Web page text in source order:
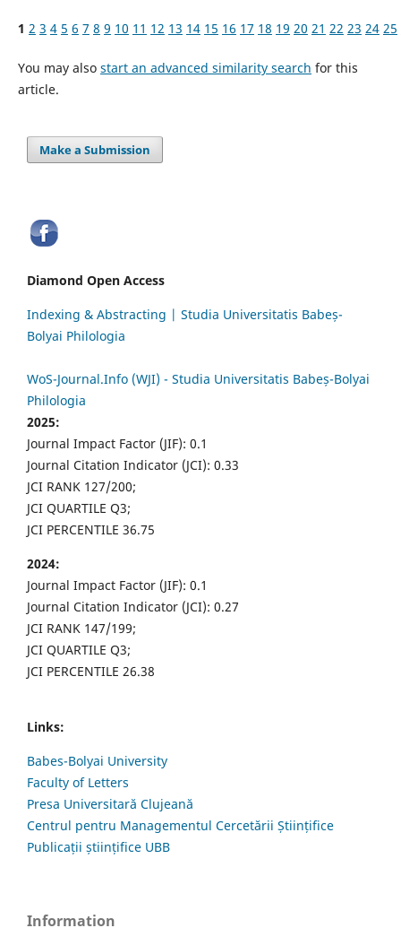
1 2 3 4 5 6 7 8 9 10 11 12 13 14 15 16 17 18 19 20 21 22 23 24 25
You may also start an advanced similarity search for this
article.
Make a Submission
Diamond Open Access
Indexing & Abstracting | Studia Universitatis Babeș-
Bolyai Philologia
WoS-Journal.Info (WJI) - Studia Universitatis Babeș-Bolyai
Philologia
2025:
Journal Impact Factor (JIF): 0.1
Journal Citation Indicator (JCI): 0.33
JCI RANK 127/200;
JCI QUARTILE Q3;
JCI PERCENTILE 36.75
2024:
Journal Impact Factor (JIF): 0.1
Journal Citation Indicator (JCI): 0.27
JCI RANK 147/199;
JCI QUARTILE Q3;
JCI PERCENTILE 26.38
Links:
Babes-Bolyai University
Faculty of Letters
Presa Universitară Clujeană
Centrul pentru Managementul Cercetării Științifice
Publicații științifice UBB
Information